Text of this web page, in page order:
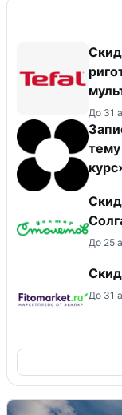
До 31
До 25
До 31